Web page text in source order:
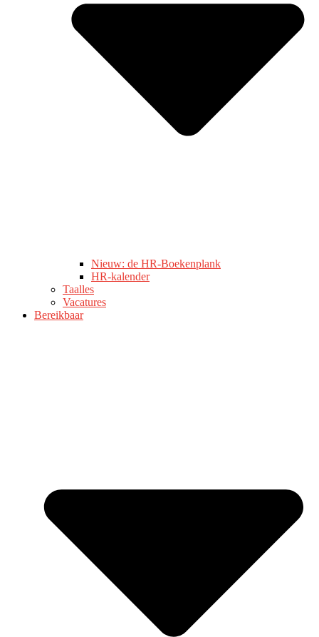
Nieuw: de HR-Boekenplank
HR-kalender
Taalles
Vacatures
Bereikbaar